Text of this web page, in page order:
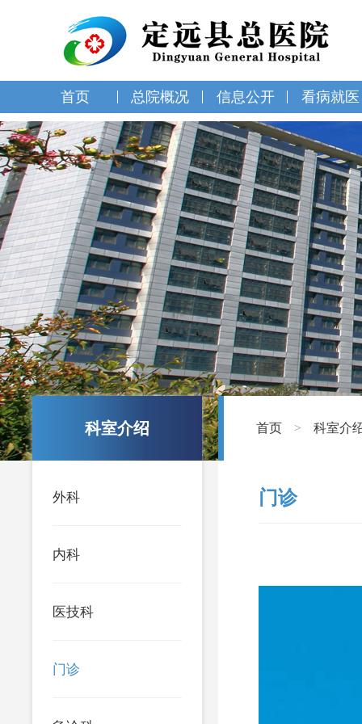
首页 总院概况 信息公开 看病就医
科室介绍
外科
内科
医技科
门诊
首页 > 科室介
门诊